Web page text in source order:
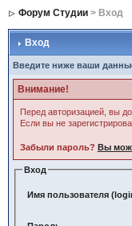
Форум Студии> Вход
Вход
Введите ниже ваши
Внимание!
Перед авторизацией, вы
Если вы не
Забыли пароль? Вы
Вход
Имя пользователя